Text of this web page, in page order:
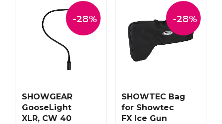
-28%
SHOWGEAR
GooseLight
XLR, CW 40
-28%
SHOWTEC Bag
for Showtec
FX Ice Gun